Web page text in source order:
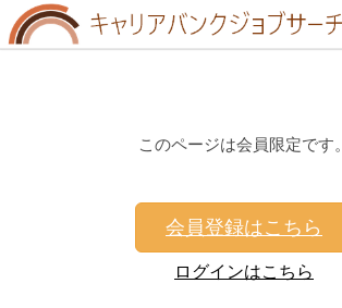
このページは会員限定です。
会員登録はこちら
ログインはこちら